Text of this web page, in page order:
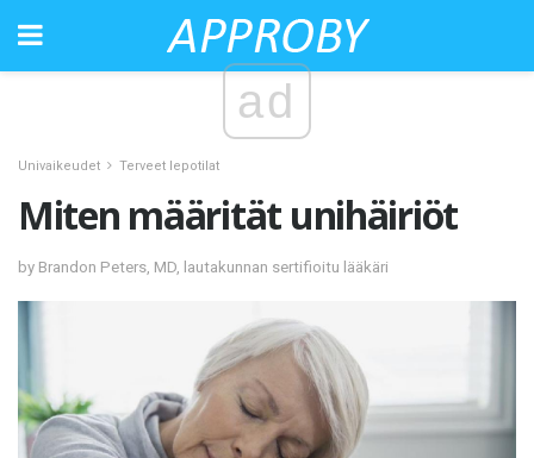
ad
Univaikeudet Terveet lepotilat
Miten määrität unihäiriöt
by Brandon Peters, MD, lautakunnan sertifioitu lääkäri